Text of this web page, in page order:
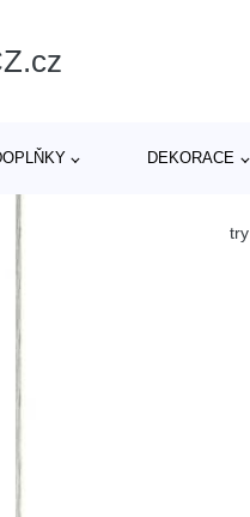
DEKORACE
a závěsná svítidla > Lustry